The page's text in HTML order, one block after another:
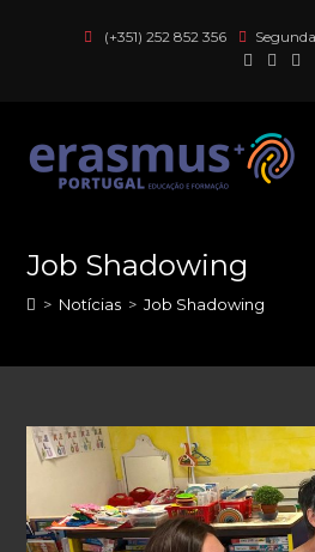
(+351) 252 852 356
Job Shadowing
> Notícias > Job Shadowing